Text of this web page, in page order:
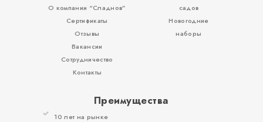
О компании “Сладнов”
Сертификаты
Отзывы
Вакансии
Сотрудничество
Контакты
садов
Новогодние
наборы
Преимущества
10 лет на рынке